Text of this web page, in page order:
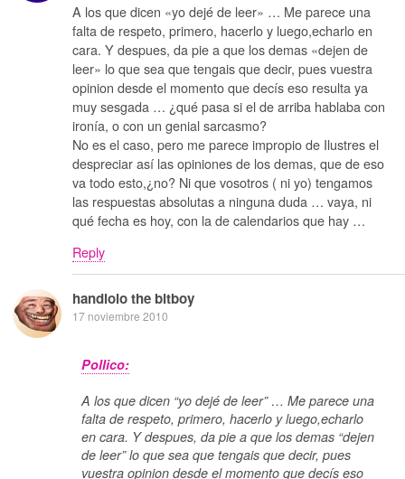
A los que dicen «yo dejé de leer» … Me parece una
falta de respeto, primero, hacerlo y luego,echarlo en
cara. Y despues, da pie a que los demas «dejen de
leer» lo que sea que tengais que decir, pues vuestra
opinion desde el momento que decís eso resulta ya
muy sesgada … ¿qué pasa si el de arriba hablaba con
ironía, o con un genial sarcasmo?
No es el caso, pero me parece impropio de Ilustres el
despreciar así las opiniones de los demas, que de eso
va todo esto,¿no? Ni que vosotros ( ni yo) tengamos
las respuestas absolutas a ninguna duda … vaya, ni
qué fecha es hoy, con la de calendarios que hay …
Reply
handlolo the bitboy
17 noviembre 2010
Pollico:
A los que dicen “yo dejé de leer” … Me parece una
falta de respeto, primero, hacerlo y luego,echarlo
en cara. Y despues, da pie a que los demas “dejen
de leer” lo que sea que tengais que decir, pues
vuestra opinion desde el momento que decís eso